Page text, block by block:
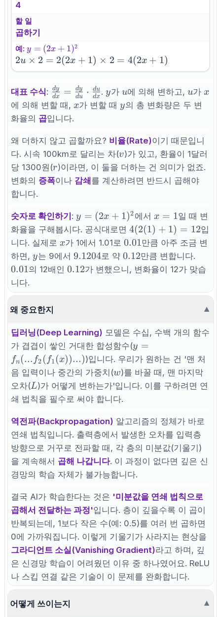
4
할 일
곱하기
예: y=
(2x+1)^2
y = (2x + 1)2
2u
\times 2
2(2x+1)
\times 2
=
2u × 2 = 2(2x + 1) × 2 = 4(2x + 1)
대표 수식: \frac{dy}
{dx} =
\frac{dy}
{du}
\cdot
\frac{du}
{dx}
dx
dy = du
dy ⋅ dx
du .y
y가 u
u에 의해 변하고, u
u가 x
x
에 의해 변할 때,x
x가 변할 때y
y의 총 변화량은 두 변
화율의 곱입니다.
왜 더하지 않고 곱할까요? 비율(Rate)이기 때문입니
다. 시속 100km로 달리는 차(v
v)가 있고, 환율이 1달러
당 1300원(r
r)이라면, 이 둘을 더하는 건 의미가 없죠.
변화의 증폭이나 감쇄 를 계산하려면 반드시 곱해야
합니다.
숫자로 확인하기 :y=
(2x+1)^2
y = (2x + 1)2에서x=1
x = 1일 때 변
화율을 구해봅시다. 공식대로면4(2(1)+1)
= 12
4(2(1) + 1) = 12입
니다. 실제로x
x가 1에서 1.01로0.01
0.01만큼 아주 조금 변
하면,y
y는 9에서 9.1204
9.1204로 약 0.12
0.12만큼 변합니다.
0.01의 12배인0.12
0.12가 변했으니, 변화율이 12가 맞습
니다.
왜 중요한지 ▼
딥러닝(Deep Learning) 모델은 수십, 수백 개의 함수
가 겹겹이 쌓인 거대한 합성함수(y =
f_n(...f_2(f_1(x))...)
y =
fn (... f2 ( f1 (x))...))입니다. 우리가 원하는 건 '맨 처
음 입력이나 중간의 가중치(w
w)를 바꿀 때, 맨 마지막
오차(L
L)가 어떻게 변하는가'입니다. 이를 구하려면 연
쇄 법칙을 필수로 써야 합니다.
역전파(Backpropagation) 알고리즘의 정체가 바로
연쇄 법칙입니다. 출력층에서 발생한 오차를 입력층
방향으로 거꾸로 전파할 때, 각 층의 미분값(기울기)
을 계속해서 곱해 나갑니다. 이 과정이 없다면 깊은 신
경망의 학습 자체가 불가능합니다.
결국 AI가 학습한다는 것은 '미분값을 연쇄 법칙으로
곱해서 전달하는 과정'입니다. 층이 깊을수록 이 곱이
반복되는데, 1보다 작은 수(예: 0.5)를 여러 번 곱하면
0에 가까워집니다. 이렇게 기울기가 사라지는 현상을
그라디언트 소실(Vanishing Gradient)라고 하며, 깊
은 신경망 학습이 어려웠던 이유 중 하나였어요. ReLU
나 스킵 연결 같은 기술이 이 문제를 완화합니다.
어떻게 쓰이는지 ▼